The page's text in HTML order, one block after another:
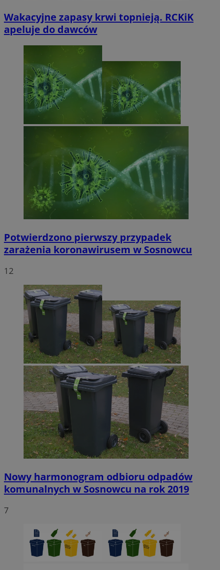
Wakacyjne zapasy krwi topnieją. RCKiK
apeluje do dawców
Potwierdzono pierwszy przypadek
zarażenia koronawirusem w Sosnowcu
12
Nowy harmonogram odbioru odpadów
komunalnych w Sosnowcu na rok 2019
7